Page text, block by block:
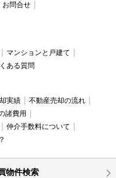
お問合せ
マンションと戸建て
ある質問
実績
不動産売却の流れ
諸費用
仲介手数料について
物件検索